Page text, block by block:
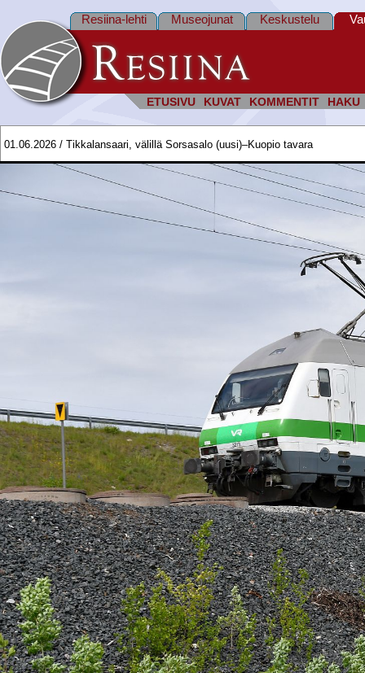
ETUSIVU KUVAT KOMMENTIT HAKU
Resiina-lehti Museojunat Keskustelu
01.06.2026 / Tikkalansaari, välillä Sorsasalo (uusi)–Kuopio tavara